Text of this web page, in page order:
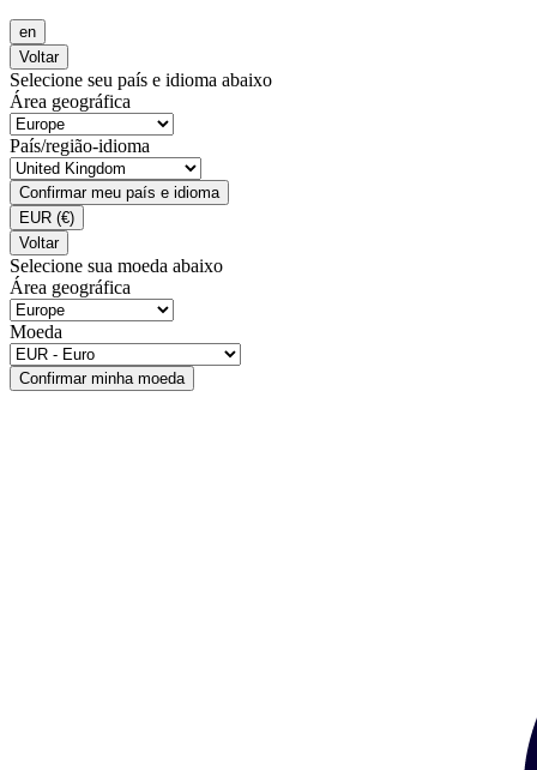
en
Voltar
Selecione seu país e idioma abaixo
Área geográfica
País/região-idioma
Confirmar meu país e idioma
EUR (€)
Voltar
Selecione sua moeda abaixo
Área geográfica
Moeda
Confirmar minha moeda